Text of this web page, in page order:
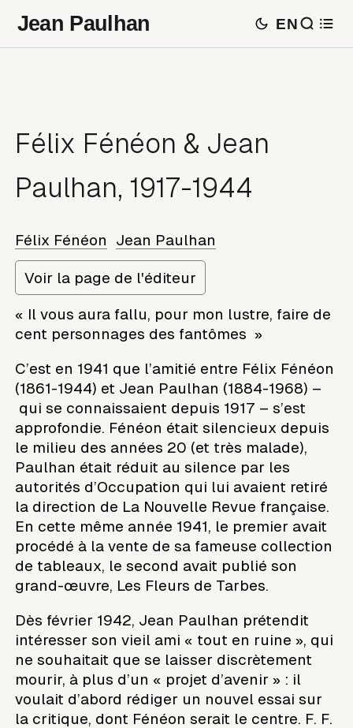
Jean Paulhan EN
Félix Fénéon & Jean
Paulhan, 1917-1944
Félix Fénéon Jean Paulhan
Voir la page de l'éditeur
« Il vous aura fallu, pour mon lustre, faire de
cent personnages des fantômes »
C’est en 1941 que l’amitié entre Félix Fénéon
(1861-1944) et Jean Paulhan (1884-1968) –
qui se connaissaient depuis 1917 – s’est
approfondie. Fénéon était silencieux depuis
le milieu des années 20 (et très malade),
Paulhan était réduit au silence par les
autorités d’Occupation qui lui avaient retiré
la direction de La Nouvelle Revue française.
En cette même année 1941, le premier avait
procédé à la vente de sa fameuse collection
de tableaux, le second avait publié son
grand-œuvre, Les Fleurs de Tarbes.
Dès février 1942, Jean Paulhan prétendit
intéresser son vieil ami « tout en ruine », qui
ne souhaitait que se laisser discrètement
mourir, à plus d’un « projet d’avenir » : il
voulait d’abord rédiger un nouvel essai sur
la critique, dont Fénéon serait le centre. F. F.